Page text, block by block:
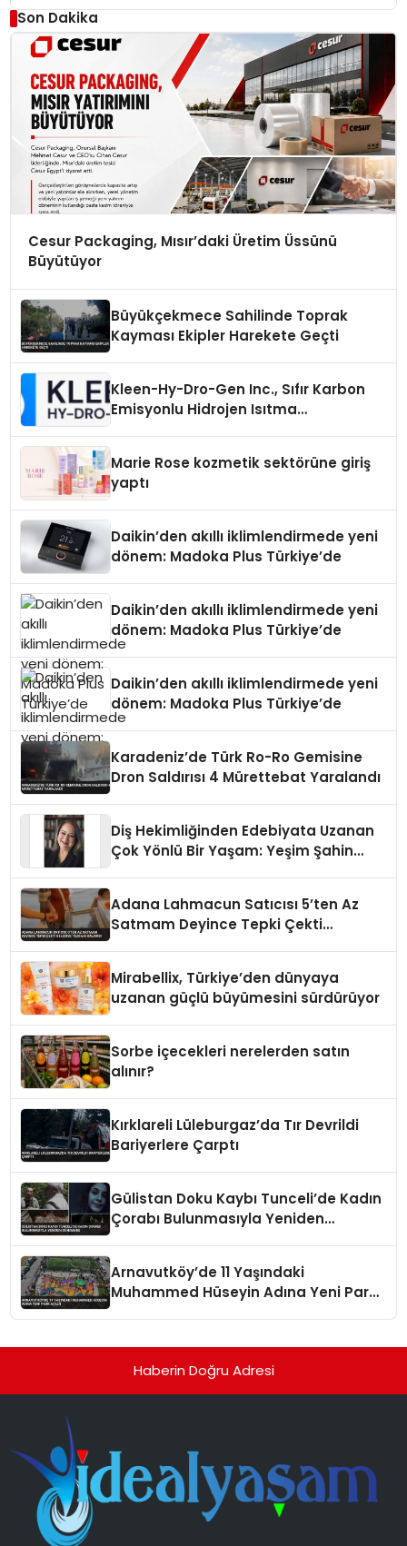
Son Dakika
Cesur Packaging, Mısır’daki Üretim Üssünü
Büyütüyor
Büyükçekmece Sahilinde Toprak
Kayması Ekipler Harekete Geçti
Kleen-Hy-Dro-Gen Inc., Sıfır Karbon
Emisyonlu Hidrojen Isıtma
Marie Rose kozmetik sektörüne giriş
yaptı
Daikin’den akıllı iklimlendirmede yeni
dönem: Madoka Plus Türkiye’de
Daikin’den akıllı iklimlendirmede yeni
dönem: Madoka Plus Türkiye’de
Daikin’den akıllı iklimlendirmede yeni
dönem: Madoka Plus Türkiye’de
Karadeniz’de Türk Ro-Ro Gemisine
Dron Saldırısı 4 Mürettebat Yaralandı
Diş Hekimliğinden Edebiyata Uzanan
Çok Yönlü Bir Yaşam: Yeşim Şahin
Adana Lahmacun Satıcısı 5’ten Az
Satmam Deyince Tepki Çekti
Mirabellix, Türkiye’den dünyaya
uzanan güçlü büyümesini sürdürüyor
Sorbe içecekleri nerelerden satın
alınır?
Kırklareli Lüleburgaz’da Tır Devrildi
Bariyerlere Çarptı
Gülistan Doku Kaybı Tunceli’de Kadın
Çorabı Bulunmasıyla Yeniden
Arnavutköy’de 11 Yaşındaki
Muhammed Hüseyin Adına Yeni Park
Haberin Doğru Adresi